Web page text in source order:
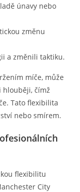
únavy nebo
změnu
a změnili taktiku.
míče, může
hlouběji, čímž
Tato flexibilita
nebo smírem.
flexibilitu
City